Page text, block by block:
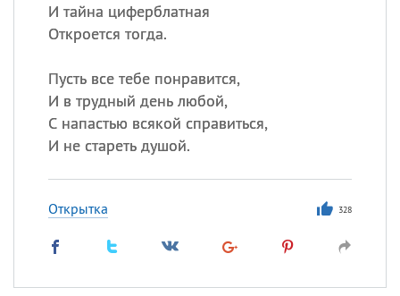
И тайна циферблатная
Откроется тогда.
Пусть все тебе понравится,
И в трудный день любой,
С напастью всякой справиться,
И не стареть душой.
Открытка 328